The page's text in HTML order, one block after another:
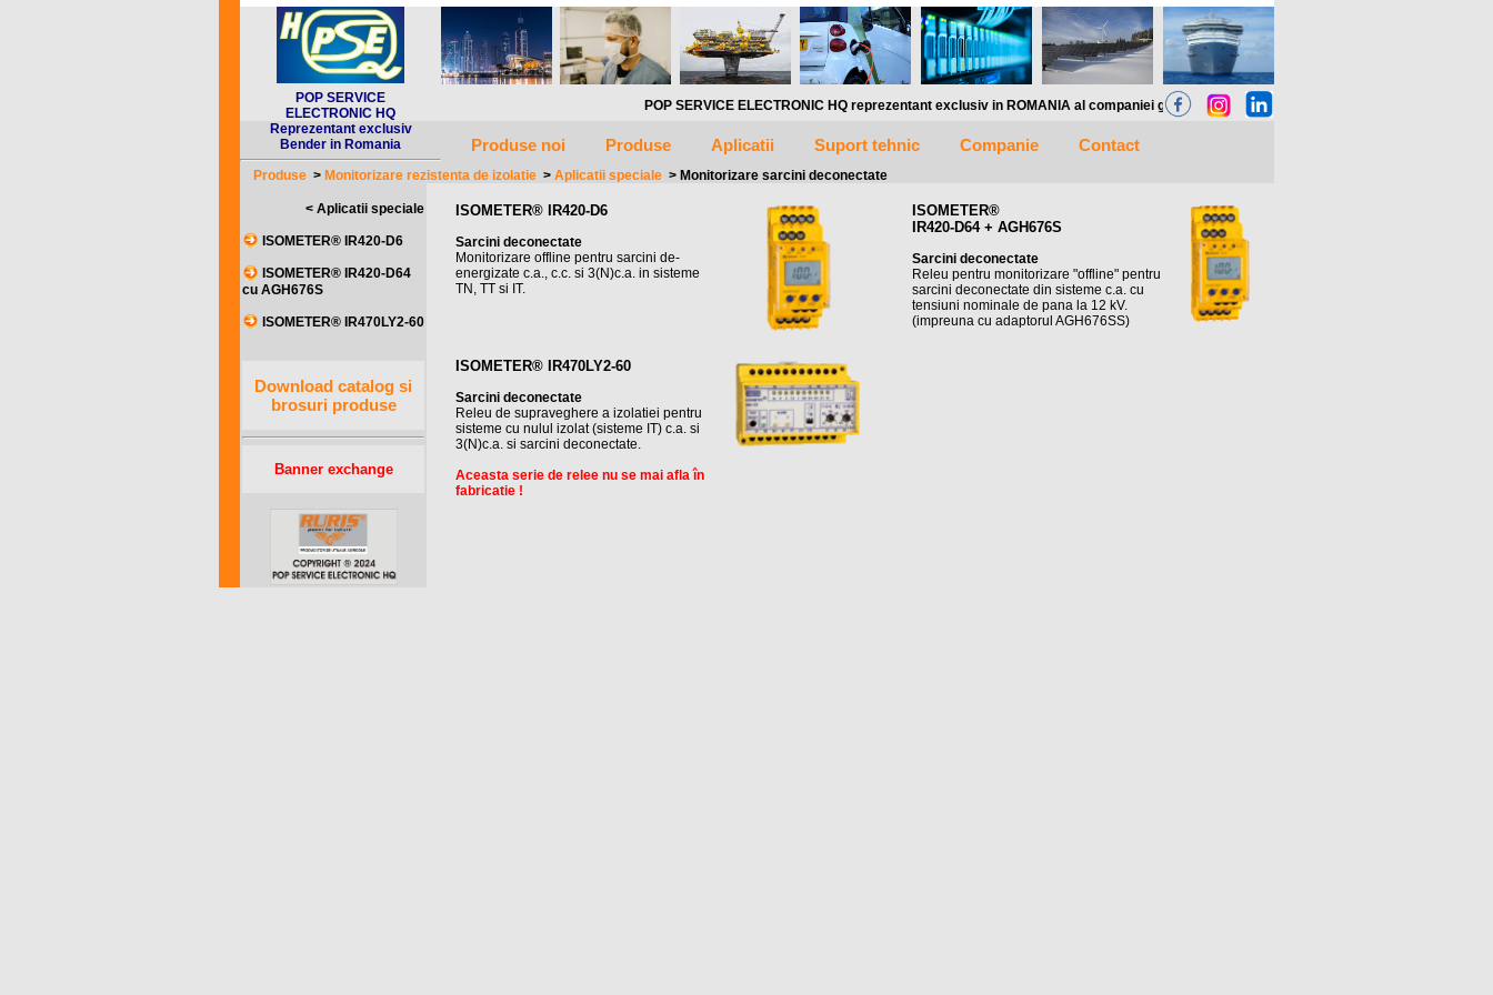
POP SERVICE
ELECTRONIC HQ
POP SERVICE ELECTRONIC HQ reprezentant exclusiv in ROMANIA al companiei germane Bender Gmbh, va pune la dispozitie
Reprezentant exclusiv
Bender in Romania
Produse noi Produse Aplicatii Suport tehnic Companie Contact
Produse > Monitorizare rezistenta de izolatie > Aplicatii speciale > Monitorizare sarcini deconectate
< Aplicatii speciale
ISOMETER® IR420-D6
ISOMETER® IR420-D64
cu AGH676S
ISOMETER® IR470LY2-60
Download catalog si
brosuri produse
Banner exchange
ISOMETER® IR420-D6
Sarcini deconectate
Monitorizare offline pentru sarcini de-
energizate c.a., c.c. si 3(N)c.a. in sisteme
TN, TT si IT.
ISOMETER®
IR420-D64 + AGH676S
Sarcini deconectate
Releu pentru monitorizare "offline" pentru
sarcini deconectate din sisteme c.a. cu
tensiuni nominale de pana la 12 kV.
(impreuna cu adaptorul AGH676SS)
ISOMETER® IR470LY2-60
Sarcini deconectate
Releu de supraveghere a izolatiei pentru
sisteme cu nulul izolat (sisteme IT) c.a. si
3(N)c.a. si sarcini deconectate.
Aceasta serie de relee nu se mai afla în
fabricatie !